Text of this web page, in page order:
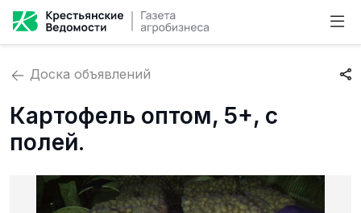
Доска объявлений
Картофель оптом, 5+, с
полей.